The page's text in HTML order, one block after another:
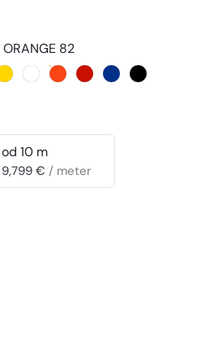
ORANGE 82
od 10 m
9,799 € / meter